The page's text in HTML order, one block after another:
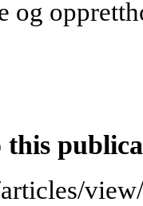
og
this